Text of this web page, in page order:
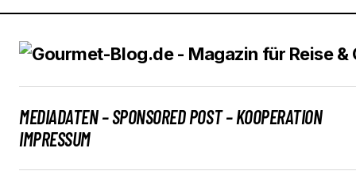
MEDIADATEN – SPONSORED POST – KOOPERATION
IMPRESSUM